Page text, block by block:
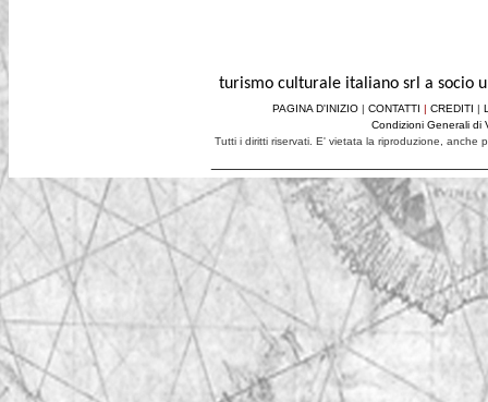
turismo culturale italiano srl a socio
PAGINA D'INIZIO | CONTATTI | CREDITI |
Condizioni Generali di
Tutti i diritti riservati. E' vietata la riproduzione, anche